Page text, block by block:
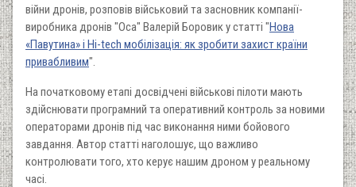
війни дронів, розповів військовий та засновник компанії-
виробника дронів "Оса" Валерій Боровик у статті "Нова
«Павутина» і Hi-tech мобілізація: як зробити захист країни
привабливим".
На початковому етапі досвідчені військові пілоти мають
здійснювати програмний та оперативний контроль за новими
операторами дронів під час виконання ними бойового
завдання. Автор статті наголошує, що важливо
контролювати того, хто керує нашим дроном у реальному
часі.